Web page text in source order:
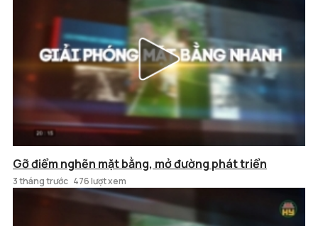
Gỡ điểm nghẽn mặt bằng, mở đường phát triển
3 tháng trước 476 lượt xem